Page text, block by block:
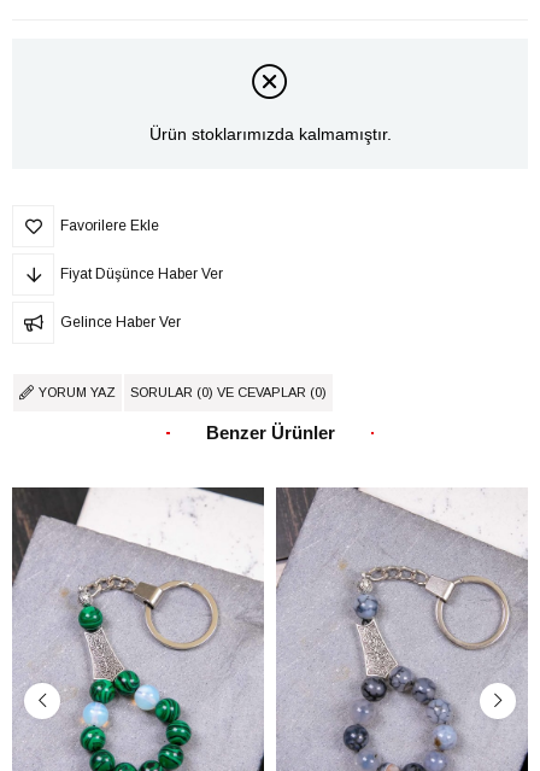
Ürün stoklarımızda kalmamıştır.
Favorilere Ekle
Fiyat Düşünce Haber Ver
Gelince Haber Ver
YORUM YAZ SORULAR (0) VE CEVAPLAR (0)
Benzer Ürünler